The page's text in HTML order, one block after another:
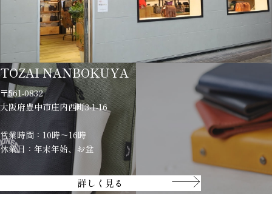
TOZAI NANBOKUYA
〒561-0832
大阪府豊中市庄内西町3-1-16
営業時間：10時～16時
休業日：年末年始、お盆
詳しく見る